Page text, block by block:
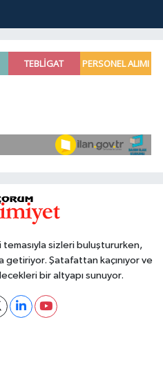
sizleri buluştururken,
getiriyor. Şatafattan kaçınıyor ve
bir altyapı sunuyor.